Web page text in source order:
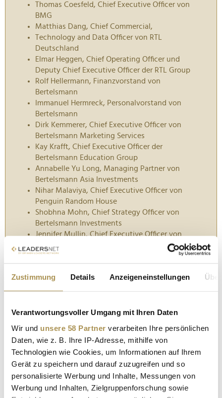
Zustimmung Details Anzeigeneinstellungen
Verantwortungsvoller Umgang mit Ihren Daten
Wir und unsere 58 Partner verarbeiten Ihre persönlichen
Daten, wie z. B. Ihre IP-Adresse, mithilfe von
Technologien wie Cookies, um Informationen auf Ihrem
Gerät zu speichern und darauf zuzugreifen und so
personalisierte Werbung und Inhalte, Messungen von
Werbung und Inhalten, Zielgruppenforschung sowie
Thomas Coesfeld, Chief Executive Officer von
BMG
Matthias Dang, Chief Commercial,
Technology and Data Officer von RTL
Deutschland
Elmar Heggen, Chief Operating Officer und
Deputy Chief Executive Officer der RTL Group
Rolf Hellermann, Finanzvorstand von
Bertelsmann
Immanuel Hermreck, Personalvorstand von
Bertelsmann
Dirk Kemmerer, Chief Executive Officer von
Bertelsmann Marketing Services
Kay Krafft, Chief Executive Officer der
Bertelsmann Education Group
Annabelle Yu Long, Managing Partner von
Bertelsmann Asia Investments
Nihar Malaviya, Chief Executive Officer von
Penguin Random House
Shobhna Mohn, Chief Strategy Officer von
Bertelsmann Investments
Jennifer Mullin, Chief Executive Officer von
Fremantle
Gail Rebuck, Group Creative Coordinator
Arvato
Stephan Schmitter, Chief Executive Officer von
Nicolas de Tavernost, Chairman des Executive
Board der Groupe M6
MEHR